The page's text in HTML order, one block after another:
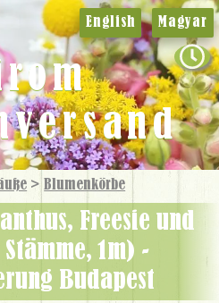
> Blumen­körbe
1m) -
Budapest
English Magyar